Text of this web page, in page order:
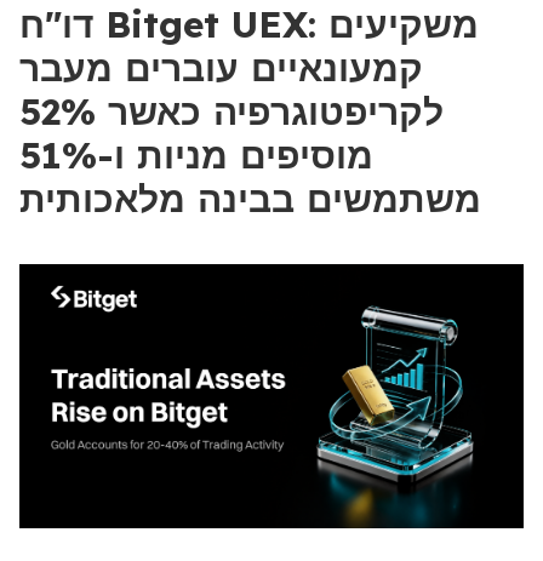
דו"ח Bitget UEX: משקיעים
קמעונאיים עוברים מעבר
לקריפטוגרפיה כאשר 52%
מוסיפים מניות ו-51%
משתמשים בבינה מלאכותית